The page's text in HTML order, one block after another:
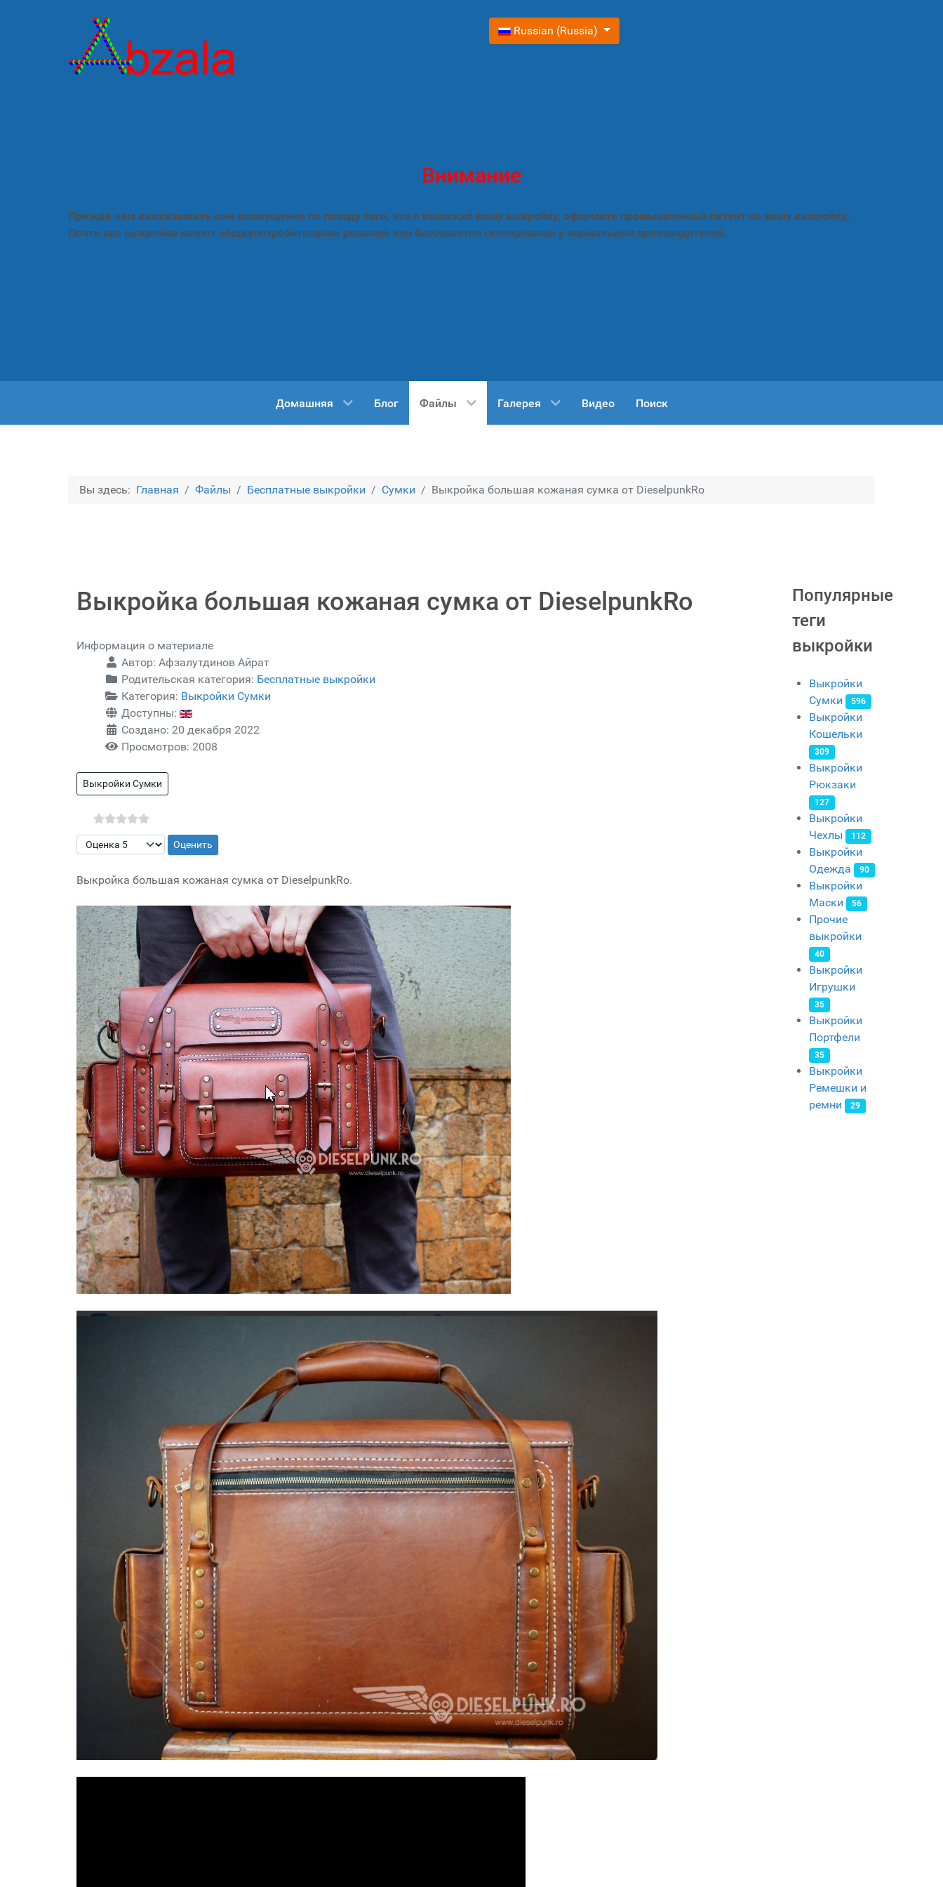
Выберите язык
Russian (Russia)
Внимание
Прежде чем высказывать мне возмущение по поводу того, что я выложил вашу выкройку, оформите промышленный патент на вашу выкройку.
Почти все выкройки имеют общеупотребительное решение или бессовестно скопированы у нормальных производителей.
Домашняя Блог Файлы Галерея Видео Поиск
Вы здесь: Главная Файлы Бесплатные выкройки Сумки Выкройка большая кожаная сумка от DieselpunkRo
Выкройка большая кожаная сумка от DieselpunkRo
Информация о материале
Автор: Афзалутдинов Айрат
Родительская категория: Бесплатные выкройки
Категория: Выкройки Сумки
Доступны:
Создано: 20 декабря 2022
Просмотров: 2008
Выкройки Сумки
Пожалуйста, оцените
Выкройка большая кожаная сумка от DieselpunkRo.
Популярные
теги
выкройки
Выкройки
Сумки
596
Выкройки
Кошельки
309
Выкройки
Рюкзаки
127
Выкройки
Чехлы
112
Выкройки
Одежда
90
Выкройки
Маски
56
Прочие
выкройки
40
Выкройки
Игрушки
35
Выкройки
Портфели
35
Выкройки
Ремешки и
ремни
29